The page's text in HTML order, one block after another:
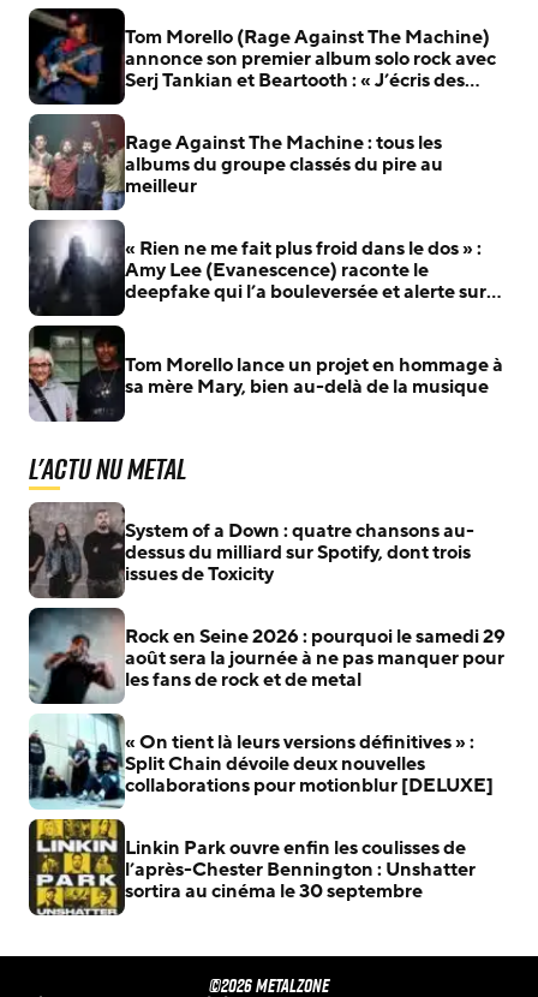
Tom Morello (Rage Against The Machine)
annonce son premier album solo rock avec
Serj Tankian et Beartooth : « J’écris des
Rage Against The Machine : tous les
albums du groupe classés du pire au
meilleur
« Rien ne me fait plus froid dans le dos » :
Amy Lee (Evanescence) raconte le
deepfake qui l’a bouleversée et alerte sur
Tom Morello lance un projet en hommage à
sa mère Mary, bien au-delà de la musique
L'actu Nu Metal
System of a Down : quatre chansons au-
dessus du milliard sur Spotify, dont trois
issues de Toxicity
Rock en Seine 2026 : pourquoi le samedi 29
août sera la journée à ne pas manquer pour
les fans de rock et de metal
« On tient là leurs versions définitives » :
Split Chain dévoile deux nouvelles
collaborations pour motionblur [DELUXE]
Linkin Park ouvre enfin les coulisses de
l’après-Chester Bennington : Unshatter
sortira au cinéma le 30 septembre
©2026 METALZONE